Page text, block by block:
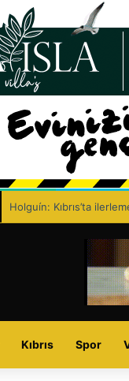
Eczacılar Birliği, 67’nci
Kıbrıs Spor